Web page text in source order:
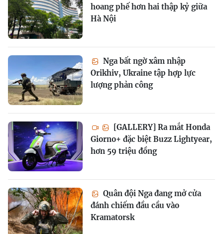
hoang phế hơn hai thập kỷ giữa
Hà Nội
Nga bất ngờ xâm nhập
Orikhiv, Ukraine tập hợp lực
lượng phản công
[GALLERY] Ra mắt Honda
Giorno+ đặc biệt Buzz Lightyear,
hơn 59 triệu đồng
Quân đội Nga đang mở cửa
đánh chiếm đầu cầu vào
Kramatorsk